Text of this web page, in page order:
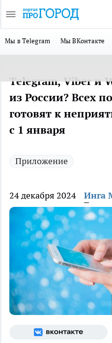
Мы в Telegram Мы ВКонтакте
Telegram, Viber и
из России? Всех
готовят к
с 1 января
Приложение
24 декабря 2024 Инга